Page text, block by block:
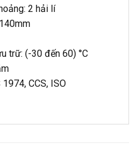
2 hải lí
trữ: (-30 đến 60) °C
CCS, ISO